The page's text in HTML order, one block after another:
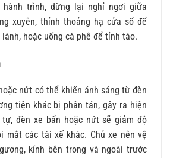
trình, dừng lại nghỉ ngơi giữa
xuyên, thỉnh thoảng hạ cửa sổ để
hoặc uống cà phê để tỉnh táo.
nứt có thể khiến ánh sáng từ đèn
tiện khác bị phân tán, gây ra hiện
đèn xe bẩn hoặc nứt sẽ giảm độ
mắt các tài xế khác. Chủ xe nên vệ
kính bên trong và ngoài trước